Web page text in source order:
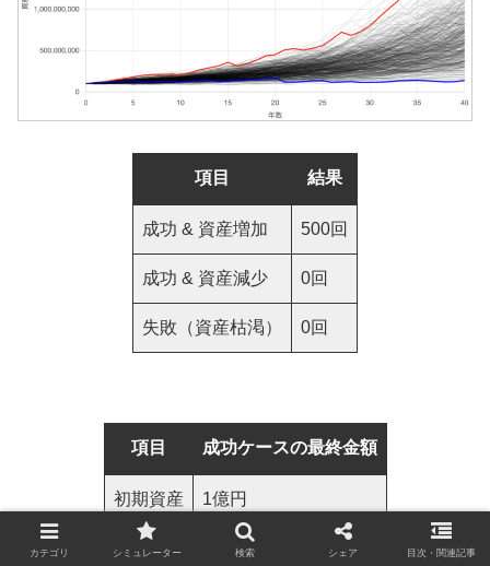
項目 結果
成功 & 資産増加 500回
成功 & 資産減少 0回
失敗（資産枯渇） 0回
項目 成功ケースの最終金額
初期資産 1億円
平均値 6億5967万円
カテゴリ シミュレーター 検索 シェア 目次・関連記事